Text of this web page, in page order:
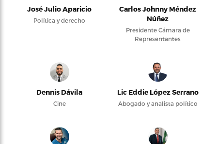
José Julio Aparicio
Política y derecho
Carlos Johnny Méndez
Núñez
Presidente Cámara de
Representantes
Dennis Dávila
Cine
Lic Eddie López Serrano
Abogado y analista político